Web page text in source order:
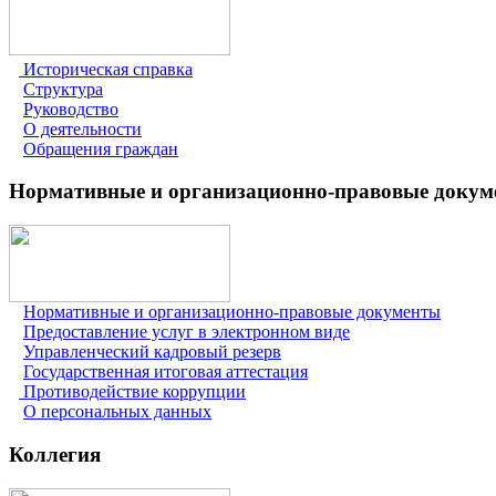
Историческая справка
Структура
Руководство
О деятельности
Обращения граждан
Нормативные и организационно-правовые
Нормативные и организационно-правовые документы
Предоставление услуг в электронном виде
Управленческий кадровый резерв
Государственная итоговая аттестация
Противодействие коррупции
О персональных данных
Коллегия